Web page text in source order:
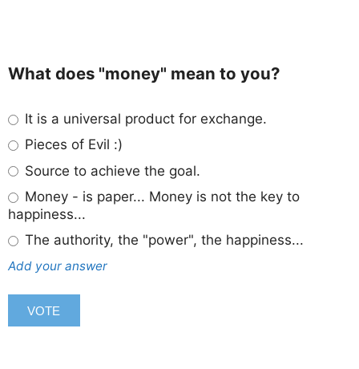
What does "money" mean to you?
It is a universal product for exchange.
Pieces of Evil :)
Source to achieve the goal.
Money - is paper... Money is not the key to
happiness...
The authority, the "power", the happiness...
Add your answer